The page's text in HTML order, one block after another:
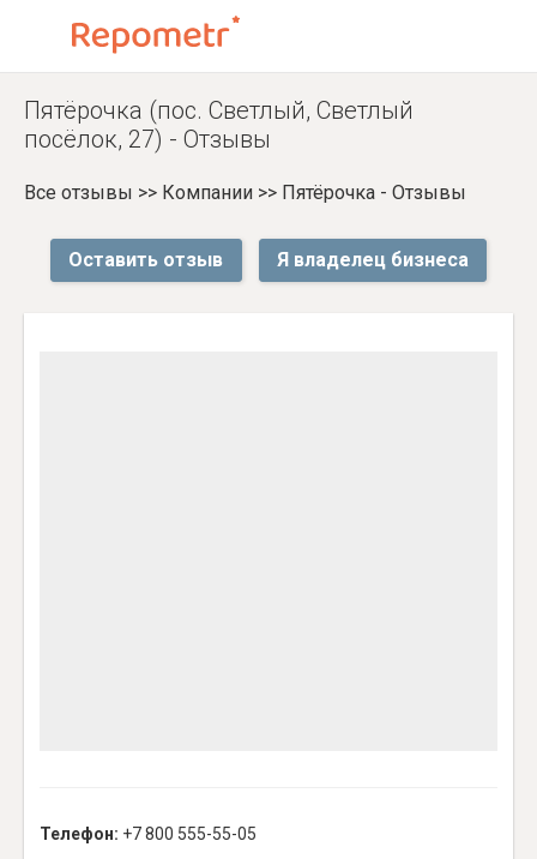
Пятёрочка (пос. Светлый, Светлый
посёлок, 27) - Отзывы
Все отзывы >> Компании >> Пятёрочка - Отзывы
Оставить отзыв Я владелец бизнеса
Телефон: +7 800 555-55-05